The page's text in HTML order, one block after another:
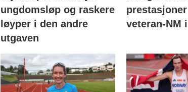
ungdomsløp og raskere
løyper i den andre
utgaven
veteran-NM